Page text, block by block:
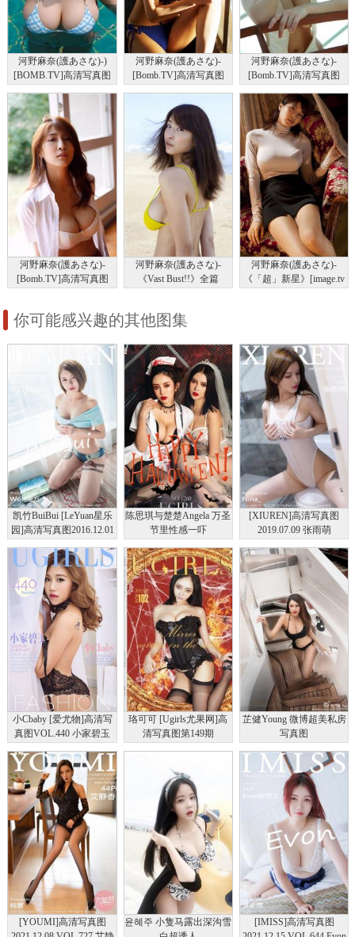
河野麻奈(護あさな)-)
[BOMB.TV]高清写真图
河野麻奈(護あさな)-
[Bomb.TV]高清写真图
河野麻奈(護あさな)-
[Bomb.TV]高清写真图
河野麻奈(護あさな)-
[Bomb.TV]高清写真图
河野麻奈(護あさな)-
《Vast Bust!!》全篇
河野麻奈(護あさな)-
《「超」新星》[image.tv
你可能感兴趣的其他图集
凯竹BuiBui [LeYuan星乐
园]高清写真图2016.12.01
陈思琪与楚楚Angela 万圣
节里性感一吓
[XIUREN]高清写真图
2019.07.09 张雨萌
小Cbaby [爱尤物]高清写
真图VOL.440 小家碧玉
珞可可 [Ugirls尤果网]高
清写真图第149期
芷健Young 微博超美私房
写真图
[YOUMI]高清写真图
윤혜주 小隻马露出深沟雪
[IMISS]高清写真图